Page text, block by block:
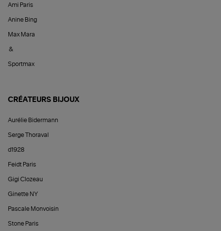
Ami Paris
Anine Bing
Max Mara
&
Sportmax
CRÉATEURS BIJOUX
Aurélie Bidermann
Serge Thoraval
d1928
Feidt Paris
Gigi Clozeau
Ginette NY
Pascale Monvoisin
Stone Paris